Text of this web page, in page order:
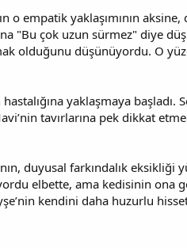
o empatik yaklaşımının
"Bu çok uzun sürmez" diye
olduğunu düşünüyordu. O
yaklaşmaya başladı.
tavırlarına pek dikkat
duyusal farkındalık eksikliği
elbette, ama kedisinin ona
kendini daha huzurlu